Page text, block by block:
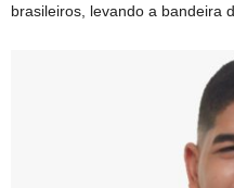
brasileiros, levando a bandeira